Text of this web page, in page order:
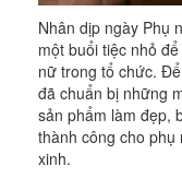
Nhân dịp ngày Phụ
một buổi tiệc nhỏ
nữ trong tổ chức.
đã chuẩn bị những
sản phẩm làm đẹp,
thành công cho
xinh.